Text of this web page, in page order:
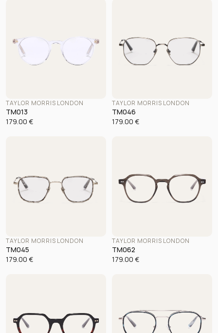
TAYLOR MORRIS LONDON
TM013
179.00 €
TAYLOR MORRIS LONDON
TM046
179.00 €
TAYLOR MORRIS LONDON
TM045
179.00 €
TAYLOR MORRIS LONDON
TM062
179.00 €